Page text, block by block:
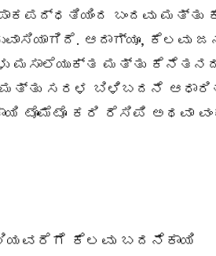
ಬಂದವು ಮತ್ತು
ಆದಾಗ್ಯೂ,
ಮಸಾಲೆಯುಕ್ತ ಮತ್ತು
ಮತ್ತು ಸರಳ ಬಿಳಿಬದನೆ
ಟೊಮೆಟೊ ಕರಿ ರೆಸಿಪಿ ಅಥವಾ
ಕೆಲವು ಬದನೆಕಾಯಿ